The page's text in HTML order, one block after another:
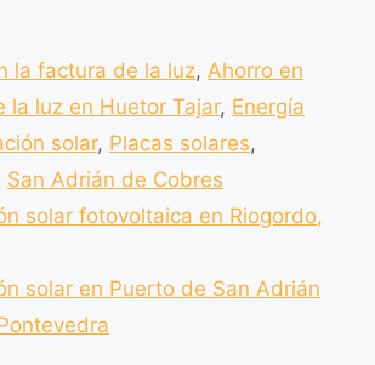
gr
a
m
p
ar
tir
la factura de la luz, Ahorro en
la luz en Huetor Tajar, Energía
solar, Placas solares,
San Adrián de Cobres
solar fotovoltaica en Riogordo,
solar en Puerto de San Adrián